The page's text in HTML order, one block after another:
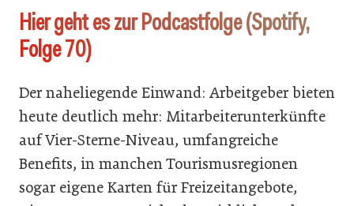
Hier geht es zur Podcastfolge (Spotify,
Folge 70)
Der naheliegende Einwand: Arbeitgeber bieten
heute deutlich mehr: Mitarbeiterunterkünfte
auf Vier-Sterne-Niveau, umfangreiche
Benefits, in manchen Tourismusregionen
sogar eigene Karten für Freizeitangebote,